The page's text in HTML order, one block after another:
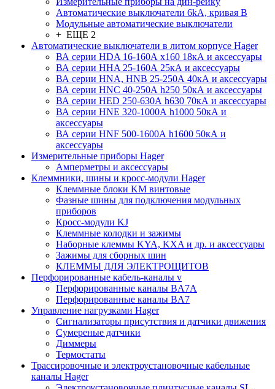
Автоматические выключатели 6kA, кривая В
Модульные автоматические выключатели
+ ЕЩЕ 2
Автоматические выключатели в литом корпусе Hager
ВА серии HDA 16-160А x160 18кА и аксессуары
ВА серии HHA 25-160А 25кА и аксессуары
ВА серии HNA, HNB 25-250А 40кА и аксессуары
ВА серии HNC 40-250А h250 50кА и аксессуары
ВА серии HED 250-630А h630 70кА и аксессуары
ВА серии HNE 320-1000А h1000 50кА и
аксессуары
ВА серии HNF 500-1600А h1600 50кА и
аксессуары
Измерительные приборы Hager
Амперметры и аксессуары
Клеммники, шины и кросс-модули Hager
Клеммные блоки KM винтовые
Фазные шины для подключения модульных
приборов
Кросс-модули KJ
Клеммные колодки и зажимы
Наборные клеммы KYA, KXA и др. и аксессуары
Зажимы для сборных шин
КЛЕММЫ ДЛЯ ЭЛЕКТРОЩИТОВ
Перфорированные кабель-каналы v
Перфорированные каналы BA7A
Перфорированные каналы BA7
Управление нагрузками Hager
Сигнализаторы присутствия и датчики движения
Сумереные датчики
Диммеры
Термостаты
Трассировочные и электроустановочные кабельные
каналы Hager